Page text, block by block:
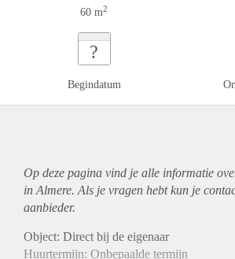
60 m2
?
Begindatum
Op deze pagina vind je alle informatie
in Almere. Als je vragen hebt kun je
aanbieder.
Object: Direct bij de eigenaar
Huurtermijn: Onbepaalde termijn